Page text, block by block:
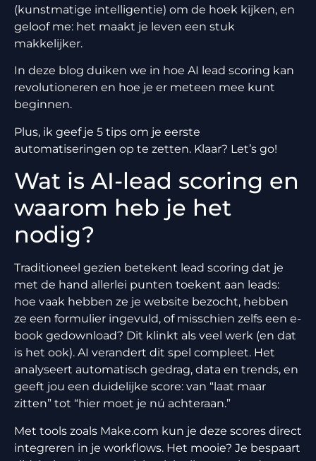
(kunstmatige intelligentie) om de hoek kijken, en
geloof me: het maakt je leven een stuk
makkelijker.
In deze blog duiken we in hoe AI lead scoring kan
revolutioneren en hoe je er meteen mee kunt
beginnen.
Plus, ik geef je 5 tips om je eerste
automatiseringen op te zetten. Klaar? Let’s go!
Wat is AI-lead scoring en
waarom heb je het
nodig?
Traditioneel gezien betekent lead scoring dat je
met de hand allerlei punten toekent aan leads:
hoe vaak hebben ze je website bezocht, hebben
ze een formulier ingevuld, of misschien zelfs een e-
book gedownload? Dit klinkt als veel werk (en dat
is het ook). AI verandert dit spel compleet. Het
analyseert automatisch gedrag, data en trends, en
geeft jou een duidelijke score: van “laat maar
zitten” tot “hier moet je nú achteraan.”
Met tools zoals Make.com kun je deze scores direct
integreren in je workflows. Het mooie? Je bespaart